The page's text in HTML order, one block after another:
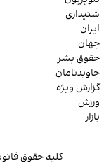
شنیداری
ایران
جهان
حقوق بشر
جاویدنامان
گزارش ویژه
ورزش
بازار
کلیه حقوق